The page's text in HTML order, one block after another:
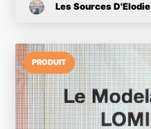
Les Sources D'Elodie
PRODUIT